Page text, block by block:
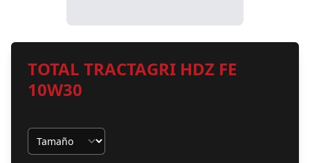
TOTAL TRACTAGRI HDZ FE
10W30
Tamaño